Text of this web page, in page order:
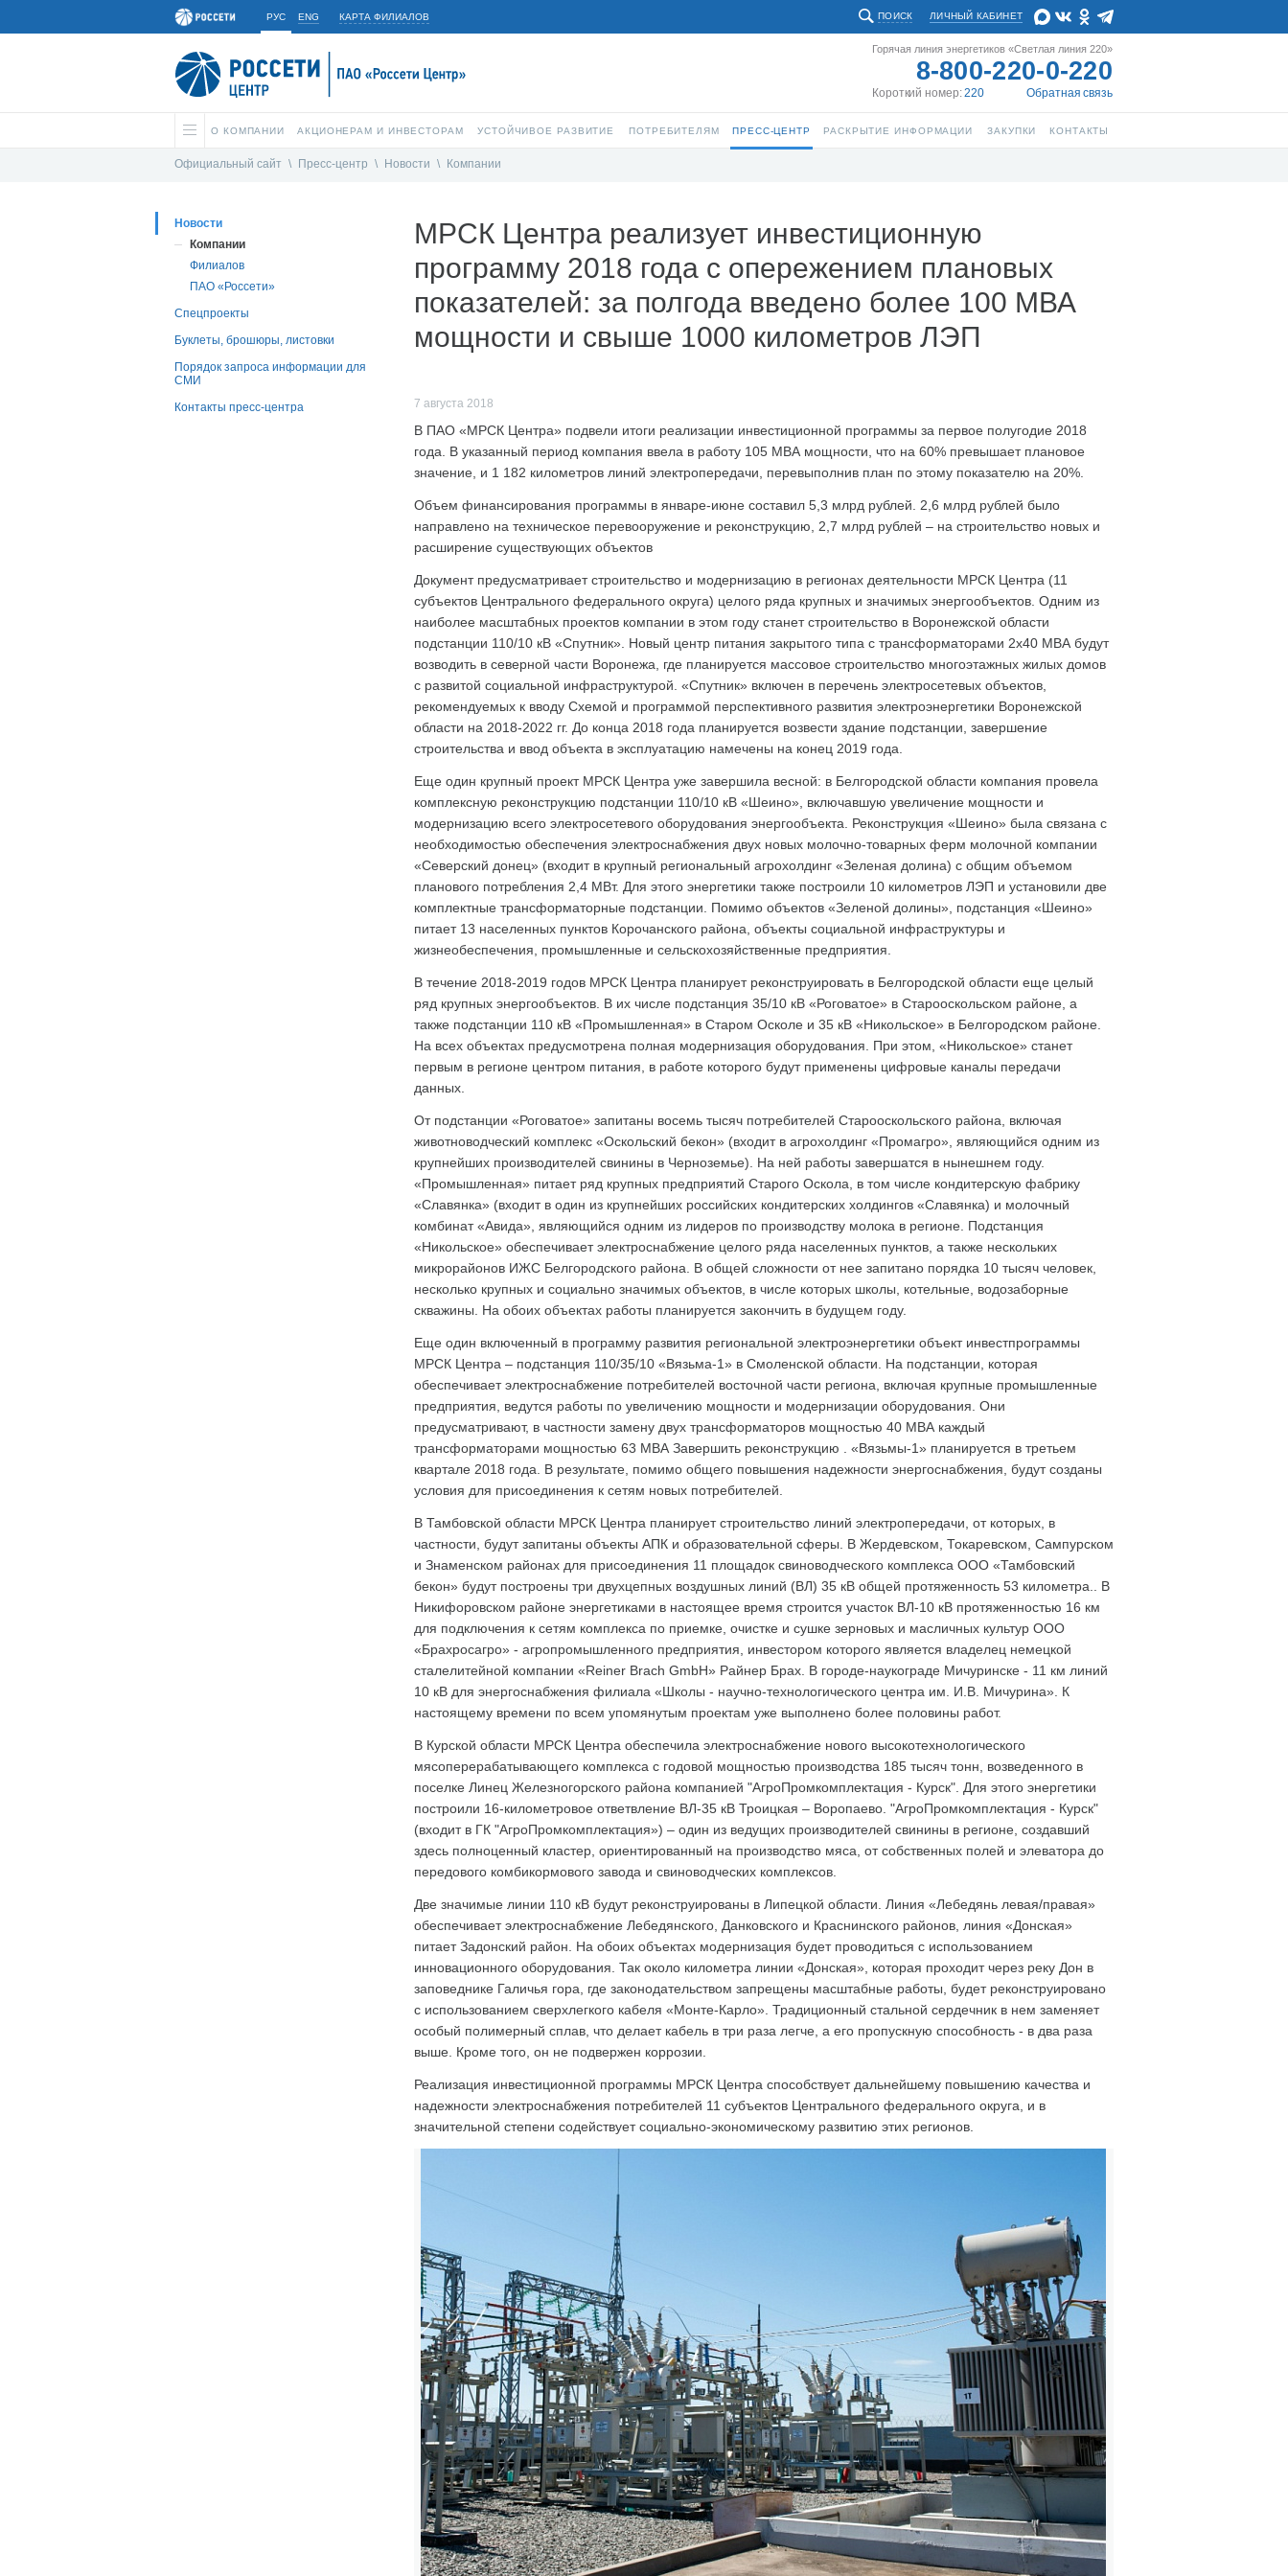
РУС ENG КАРТА ФИЛИАЛОВ ЛИЧНЫЙ КАБИНЕТ
ПОИСК
Горячая линия энергетиков «Светлая линия 220»
8-800-220-0-220
Короткий номер:220 Обратная связь
О КОМПАНИИ АКЦИОНЕРАМ И ИНВЕСТОРАМ УСТОЙЧИВОЕ РАЗВИТИЕ ПОТРЕБИТЕЛЯМ ПРЕСС-ЦЕНТР РАСКРЫТИЕ ИНФОРМАЦИИ ЗАКУПКИ КОНТАКТЫ
Официальный сайт \ Пресс-центр \ Новости \ Компании
Новости
Компании
Филиалов
ПАО «Россети»
Спецпроекты
Буклеты, брошюры, листовки
Порядок запроса информации для
СМИ
Контакты пресс-центра
МРСК Центра реализует инвестиционную
программу 2018 года с опережением плановых
показателей: за полгода введено более 100 МВА
мощности и свыше 1000 километров ЛЭП
7 августа 2018
В ПАО «МРСК Центра» подвели итоги реализации инвестиционной программы за первое полугодие 2018
года. В указанный период компания ввела в работу 105 МВА мощности, что на 60% превышает плановое
значение, и 1 182 километров линий электропередачи, перевыполнив план по этому показателю на 20%.
Объем финансирования программы в январе-июне составил 5,3 млрд рублей. 2,6 млрд рублей было
направлено на техническое перевооружение и реконструкцию, 2,7 млрд рублей – на строительство новых и
расширение существующих объектов
Документ предусматривает строительство и модернизацию в регионах деятельности МРСК Центра (11
субъектов Центрального федерального округа) целого ряда крупных и значимых энергообъектов. Одним из
наиболее масштабных проектов компании в этом году станет строительство в Воронежской области
подстанции 110/10 кВ «Спутник». Новый центр питания закрытого типа с трансформаторами 2х40 МВА будут
возводить в северной части Воронежа, где планируется массовое строительство многоэтажных жилых домов
с развитой социальной инфраструктурой. «Спутник» включен в перечень электросетевых объектов,
рекомендуемых к вводу Схемой и программой перспективного развития электроэнергетики Воронежской
области на 2018-2022 гг. До конца 2018 года планируется возвести здание подстанции, завершение
строительства и ввод объекта в эксплуатацию намечены на конец 2019 года.
Еще один крупный проект МРСК Центра уже завершила весной: в Белгородской области компания провела
комплексную реконструкцию подстанции 110/10 кВ «Шеино», включавшую увеличение мощности и
модернизацию всего электросетевого оборудования энергообъекта. Реконструкция «Шеино» была связана с
необходимостью обеспечения электроснабжения двух новых молочно-товарных ферм молочной компании
«Северский донец» (входит в крупный региональный агрохолдинг «Зеленая долина) с общим объемом
планового потребления 2,4 МВт. Для этого энергетики также построили 10 километров ЛЭП и установили две
комплектные трансформаторные подстанции. Помимо объектов «Зеленой долины», подстанция «Шеино»
питает 13 населенных пунктов Корочанского района, объекты социальной инфраструктуры и
жизнеобеспечения, промышленные и сельскохозяйственные предприятия.
В течение 2018-2019 годов МРСК Центра планирует реконструировать в Белгородской области еще целый
ряд крупных энергообъектов. В их числе подстанция 35/10 кВ «Роговатое» в Старооскольском районе, а
также подстанции 110 кВ «Промышленная» в Старом Осколе и 35 кВ «Никольское» в Белгородском районе.
На всех объектах предусмотрена полная модернизация оборудования. При этом, «Никольское» станет
первым в регионе центром питания, в работе которого будут применены цифровые каналы передачи
данных.
От подстанции «Роговатое» запитаны восемь тысяч потребителей Старооскольского района, включая
животноводческий комплекс «Оскольский бекон» (входит в агрохолдинг «Промагро», являющийся одним из
крупнейших производителей свинины в Черноземье). На ней работы завершатся в нынешнем году.
«Промышленная» питает ряд крупных предприятий Старого Оскола, в том числе кондитерскую фабрику
«Славянка» (входит в один из крупнейших российских кондитерских холдингов «Славянка) и молочный
комбинат «Авида», являющийся одним из лидеров по производству молока в регионе. Подстанция
«Никольское» обеспечивает электроснабжение целого ряда населенных пунктов, а также нескольких
микрорайонов ИЖС Белгородского района. В общей сложности от нее запитано порядка 10 тысяч человек,
несколько крупных и социально значимых объектов, в числе которых школы, котельные, водозаборные
скважины. На обоих объектах работы планируется закончить в будущем году.
Еще один включенный в программу развития региональной электроэнергетики объект инвестпрограммы
МРСК Центра – подстанция 110/35/10 «Вязьма-1» в Смоленской области. На подстанции, которая
обеспечивает электроснабжение потребителей восточной части региона, включая крупные промышленные
предприятия, ведутся работы по увеличению мощности и модернизации оборудования. Они
предусматривают, в частности замену двух трансформаторов мощностью 40 МВА каждый
трансформаторами мощностью 63 МВА Завершить реконструкцию . «Вязьмы-1» планируется в третьем
квартале 2018 года. В результате, помимо общего повышения надежности энергоснабжения, будут созданы
условия для присоединения к сетям новых потребителей.
В Тамбовской области МРСК Центра планирует строительство линий электропередачи, от которых, в
частности, будут запитаны объекты АПК и образовательной сферы. В Жердевском, Токаревском, Сампурском
и Знаменском районах для присоединения 11 площадок свиноводческого комплекса ООО «Тамбовский
бекон» будут построены три двухцепных воздушных линий (ВЛ) 35 кВ общей протяженность 53 километра.. В
Никифоровском районе энергетиками в настоящее время строится участок ВЛ-10 кВ протяженностью 16 км
для подключения к сетям комплекса по приемке, очистке и сушке зерновых и масличных культур ООО
«Брахросагро» - агропромышленного предприятия, инвестором которого является владелец немецкой
сталелитейной компании «Reiner Brach GmbH» Райнер Брах. В городе-наукограде Мичуринске - 11 км линий
10 кВ для энергоснабжения филиала «Школы - научно-технологического центра им. И.В. Мичурина». К
настоящему времени по всем упомянутым проектам уже выполнено более половины работ.
В Курской области МРСК Центра обеспечила электроснабжение нового высокотехнологического
мясоперерабатывающего комплекса с годовой мощностью производства 185 тысяч тонн, возведенного в
поселке Линец Железногорского района компанией "АгроПромкомплектация - Курск". Для этого энергетики
построили 16-километровое ответвление ВЛ-35 кВ Троицкая – Воропаево. "АгроПромкомплектация - Курск"
(входит в ГК "АгроПромкомплектация») – один из ведущих производителей свинины в регионе, создавший
здесь полноценный кластер, ориентированный на производство мяса, от собственных полей и элеватора до
передового комбикормового завода и свиноводческих комплексов.
Две значимые линии 110 кВ будут реконструированы в Липецкой области. Линия «Лебедянь левая/правая»
обеспечивает электроснабжение Лебедянского, Данковского и Краснинского районов, линия «Донская»
питает Задонский район. На обоих объектах модернизация будет проводиться с использованием
инновационного оборудования. Так около километра линии «Донская», которая проходит через реку Дон в
заповеднике Галичья гора, где законодательством запрещены масштабные работы, будет реконструировано
с использованием сверхлегкого кабеля «Монте-Карло». Традиционный стальной сердечник в нем заменяет
особый полимерный сплав, что делает кабель в три раза легче, а его пропускную способность - в два раза
выше. Кроме того, он не подвержен коррозии.
Реализация инвестиционной программы МРСК Центра способствует дальнейшему повышению качества и
надежности электроснабжения потребителей 11 субъектов Центрального федерального округа, и в
значительной степени содействует социально-экономическому развитию этих регионов.